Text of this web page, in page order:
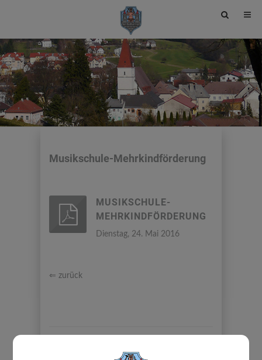
Site
toggle
Musikschule-Mehrkindförderung
MUSIKSCHULE-
MEHRKINDFÖRDERUNG
Dienstag, 24. Mai 2016
⇐ zurück